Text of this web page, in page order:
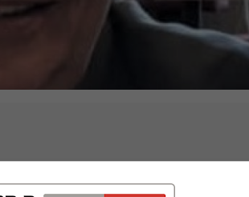
propriétaire de restaurants